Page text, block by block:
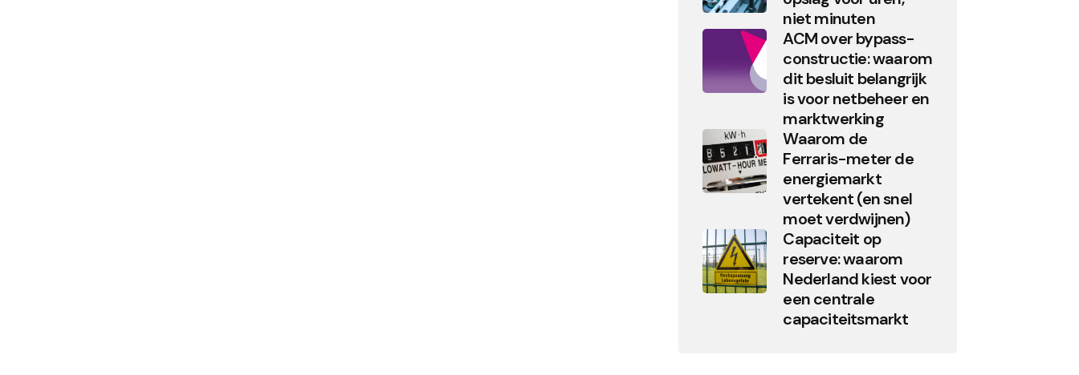
niet minuten
ACM over bypass-
constructie: waarom
dit besluit belangrijk
is voor netbeheer en
marktwerking
Waarom de
Ferraris-meter de
energiemarkt
vertekent (en snel
moet verdwijnen)
Capaciteit op
reserve: waarom
Nederland kiest voor
een centrale
capaciteitsmarkt